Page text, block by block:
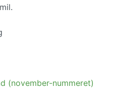
(november-nummeret)